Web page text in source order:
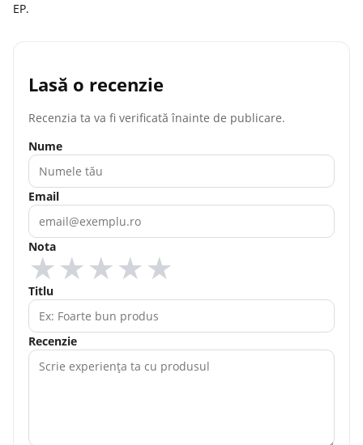
EP.
Lasă o recenzie
Recenzia ta va fi verificată înainte de publicare.
Nume
Email
Nota
★
★
★
★
★
Titlu
Recenzie